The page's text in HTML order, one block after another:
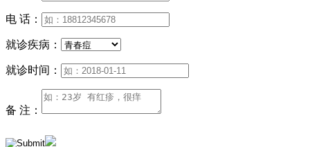
电 话：
就诊疾病：
就诊时间：
备 注：